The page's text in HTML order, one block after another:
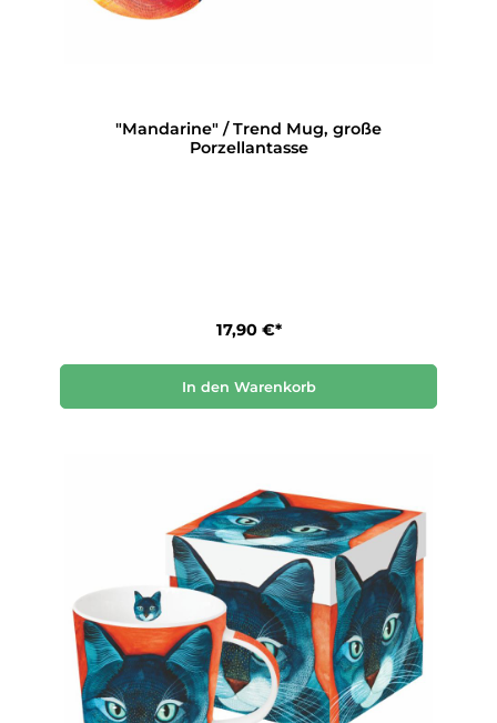
"Mandarine" / Trend Mug, große
Porzellantasse
17,90 €*
In den Warenkorb